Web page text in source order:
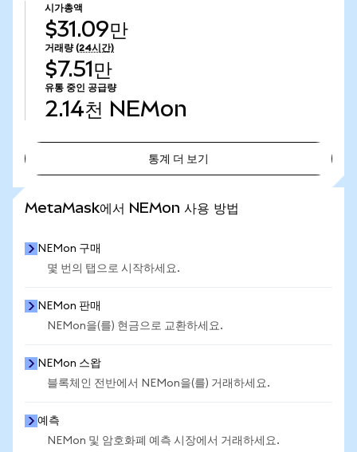
시가총액
$31.09만
거래량 (24시간)
$7.51만
유통 중인 공급량
2.14천 NEMon
통계 더 보기
MetaMask에서 NEMon 사용 방법
NEMon 구매
몇 번의 탭으로 시작하세요.
NEMon 판매
NEMon을(를) 현금으로 교환하세요.
NEMon 스왑
블록체인 전반에서 NEMon을(를) 거래하세요.
예측
NEMon 및 암호화폐 예측 시장에서 거래하세요.